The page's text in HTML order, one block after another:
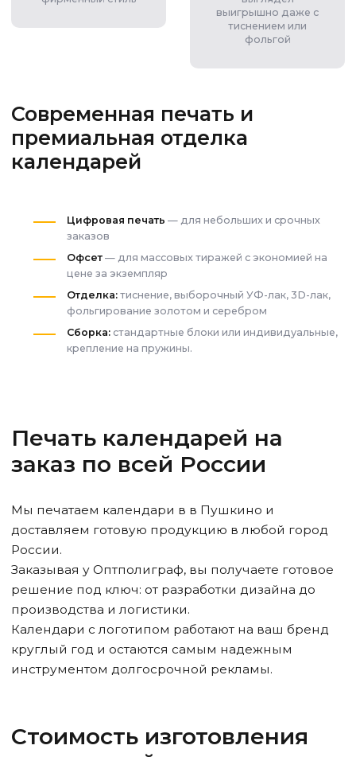
выигрышно даже с
тиснением или
фольгой
Современная печать и
премиальная отделка
календарей
Цифровая печать — для небольших и срочных
заказов
Офсет — для массовых тиражей с экономией на
цене за экземпляр
Отделка: тиснение, выборочный УФ-лак, 3D-лак,
фольгирование золотом и серебром
Сборка: стандартные блоки или индивидуальные,
крепление на пружины.
Печать календарей на
заказ по всей России
Мы печатаем календари в в Пушкино и
доставляем готовую продукцию в любой город
России.
Заказывая у Оптполиграф, вы получаете готовое
решение под ключ: от разработки дизайна до
производства и логистики.
Календари с логотипом работают на ваш бренд
круглый год и остаются самым надежным
инструментом долгосрочной рекламы.
Стоимость изготовления